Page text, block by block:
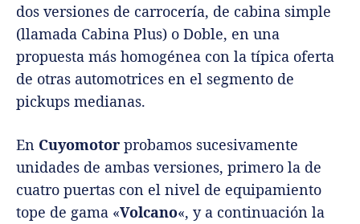
dos versiones de carrocería, de cabina simple
(llamada Cabina Plus) o Doble, en una
propuesta más homogénea con la típica oferta
de otras automotrices en el segmento de
pickups medianas.
En Cuyomotor probamos sucesivamente
unidades de ambas versiones, primero la de
cuatro puertas con el nivel de equipamiento
tope de gama «Volcano«, y a continuación la